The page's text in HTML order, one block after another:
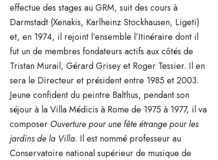
effectue des stages au GRM, suit des cours à
Darmstadt (Xenakis, Karlheinz Stockhausen, Ligeti)
et, en 1974, il rejoint l’ensemble l’Itinéraire dont il
fut un de membres fondateurs actifs aux côtés de
Tristan Murail, Gérard Grisey et Roger Tessier. Il en
sera le Directeur et président entre 1985 et 2003.
Jeune confident du peintre Balthus, pendant son
séjour à la Villa Médicis à Rome de 1975 à 1977, il va
composer Ouverture pour une fête étrange pour les
jardins de la Villa. Il est nommé professeur au
Conservatoire national supérieur de musique de